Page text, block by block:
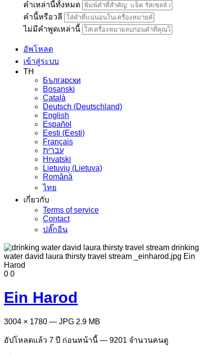
คำเหล่านี้ทั้งหมด
คำนี้หรือวลี
ไม่มีคำพูดเหล่านี้
อัพโหลด
เข้าสู่ระบบ
TH
Български
Bosanski
Сatalà
Deutsch (Deutschland)
English
Español
Eesti (Eesti)
Français
עברית
Hrvatski
Lietuvių (Lietuva)
Română
ไทย
เกี่ยวกับ
Terms of service
Contact
ปลั๊กอิน
0 0
Ein Harod
3004 × 1780 — JPG 2.9 MB
อัปโหลดแล้ว 7 ปี ก่อนหน้านี้ — 9201 จำนวนคนดู